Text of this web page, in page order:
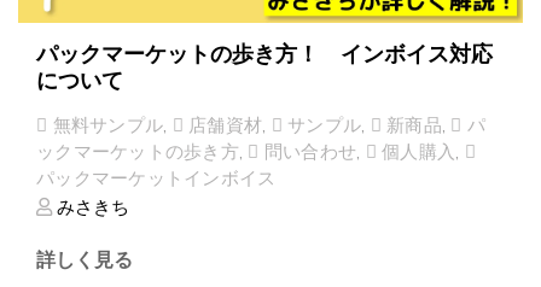
パックマーケットの歩き方！ インボイス対応
について
無料サンプル, 店舗資材, サンプル, 新商品,
パ
ックマーケットの歩き方, 問い合わせ, 個人購入 ,
パックマーケットインボイス
みさきち
詳しく見る